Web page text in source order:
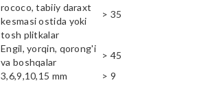
rococo, tabiiy daraxt
kesmasi ostida yoki
tosh plitkalar
> 35
Engil, yorqin, qorong'i
va boshqalar
> 45
3,6,9,10,15 mm > 9